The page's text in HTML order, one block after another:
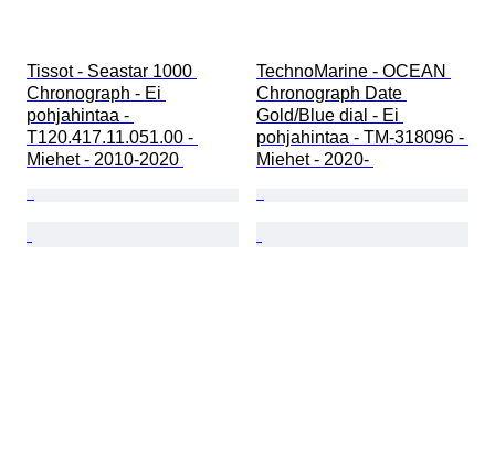
Tissot - Seastar 1000
Chronograph - Ei
pohjahintaa -
T120.417.11.051.00 -
Miehet - 2010-2020
TechnoMarine - OCEAN
Chronograph Date
Gold/Blue dial - Ei
pohjahintaa - TM-318096 -
Miehet - 2020-